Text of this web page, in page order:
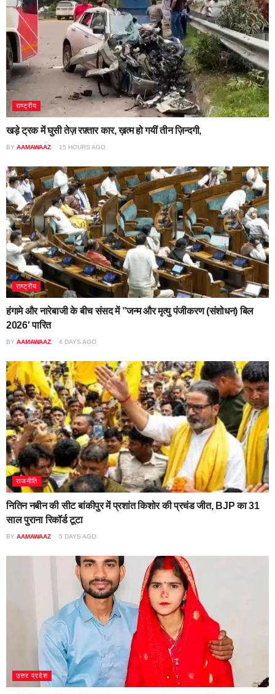
राष्ट्रीय
खड़े ट्रक में घुसी तेज़ रफ़्तार कार, ख़त्म हो गयीं तीन ज़िन्दगी,
BY AAMAWAAZ 15 HOURS AGO
राष्ट्रीय
हंगामे और नारेबाजी के बीच संसद में ”जन्म और मृत्यु पंजीकरण (संशोधन) बिल
2026′ पारित
BY AAMAWAAZ 4 DAYS AGO
राजनीति
नितिन नबीन की सीट बांकीपुर में प्रशांत किशोर की प्रचंड जीत, BJP का 31
साल पुराना रिकॉर्ड टूटा
BY AAMAWAAZ 5 DAYS AGO
उत्तर प्रदेश